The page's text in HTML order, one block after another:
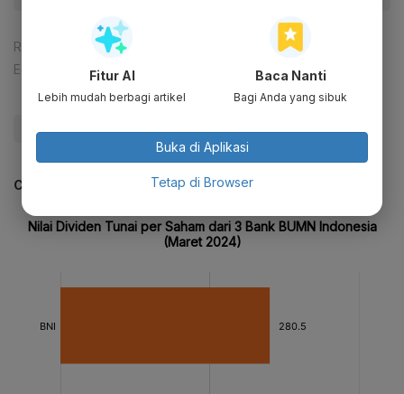
Reporter:
Nur Hana Putri Nabila
Editor:
Syahrizal Sidik
CEK JUGA DATA INI
Fitur AI
Lebih mudah berbagi artikel
Baca Nanti
Bagi Anda yang sibuk
Buka di Aplikasi
Tetap di Browser